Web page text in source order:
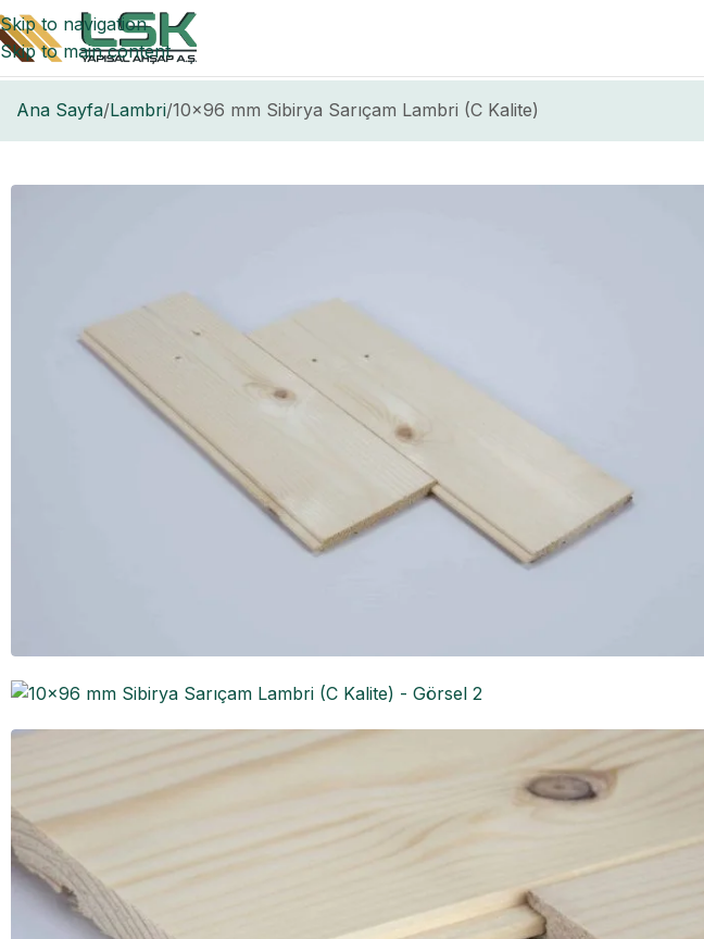
Skip to navigation
Skip to main content
Ana Sayfa Lambri 10×96 mm Sibirya Sarıçam Lambri (C Kalite)